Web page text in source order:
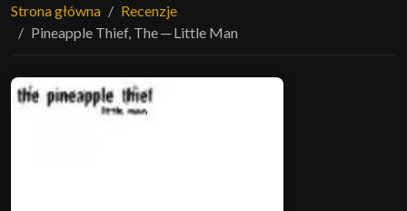
Strona główna
Recenzje
Pineapple Thief, The ─ Little Man